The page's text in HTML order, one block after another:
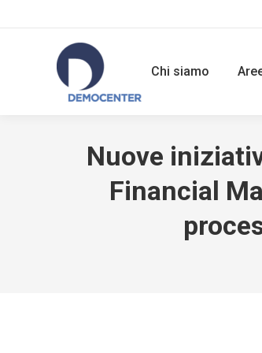
Chi siamo
Nuove
Financial